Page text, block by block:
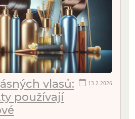
13.2.2026
vlasů:
používají